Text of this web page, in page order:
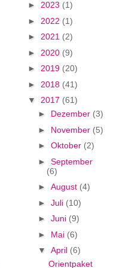
► 2023 (1)
► 2022 (1)
► 2021 (2)
► 2020 (9)
► 2019 (20)
► 2018 (41)
▼ 2017 (61)
► Dezember (3)
► November (5)
► Oktober (2)
► September
(6)
► August (4)
► Juli (10)
► Juni (9)
► Mai (6)
▼ April (6)
Orientpaket